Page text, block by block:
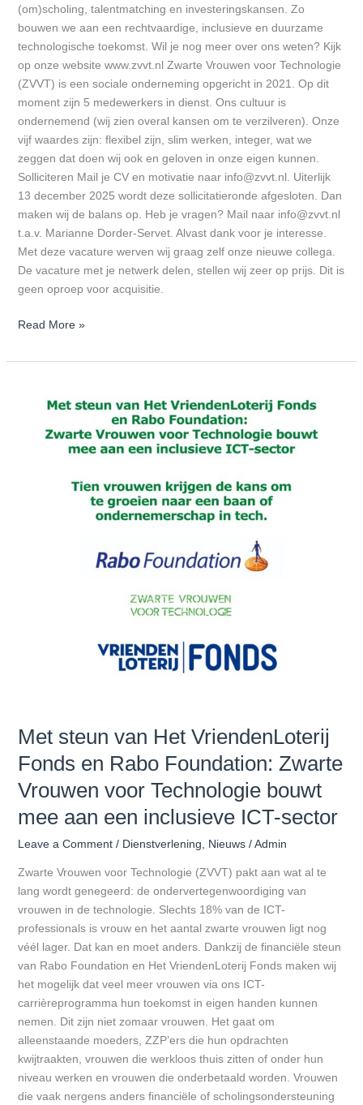
(om)scholing, talentmatching en investeringskansen. Zo
bouwen we aan een rechtvaardige, inclusieve en duurzame
technologische toekomst. Wil je nog meer over ons weten? Kijk
op onze website www.zvvt.nl Zwarte Vrouwen voor Technologie
(ZVVT) is een sociale onderneming opgericht in 2021. Op dit
moment zijn 5 medewerkers in dienst. Ons cultuur is
ondernemend (wij zien overal kansen om te verzilveren). Onze
vijf waardes zijn: flexibel zijn, slim werken, integer, wat we
zeggen dat doen wij ook en geloven in onze eigen kunnen.
Solliciteren Mail je CV en motivatie naar info@zvvt.nl. Uiterlijk
13 december 2025 wordt deze sollicitatieronde afgesloten. Dan
maken wij de balans op. Heb je vragen? Mail naar info@zvvt.nl
t.a.v. Marianne Dorder-Servet. Alvast dank voor je interesse.
Met deze vacature werven wij graag zelf onze nieuwe collega.
De vacature met je netwerk delen, stellen wij zeer op prijs. Dit is
geen oproep voor acquisitie.
Read More »
Met steun van Het VriendenLoterij
Fonds en Rabo Foundation: Zwarte
Vrouwen voor Technologie bouwt
mee aan een inclusieve ICT-sector
Leave a Comment / Dienstverlening Nieuws/Admin
Zwarte Vrouwen voor Technologie (ZVVT) pakt aan wat al te
lang wordt genegeerd: de ondervertegenwoordiging van
vrouwen in de technologie. Slechts 18% van de ICT-
professionals is vrouw en het aantal zwarte vrouwen ligt nog
véél lager. Dat kan en moet anders. Dankzij de financiële steun
van Rabo Foundation en Het VriendenLoterij Fonds maken wij
het mogelijk dat veel meer vrouwen via ons ICT-
carrièreprogramma hun toekomst in eigen handen kunnen
nemen. Dit zijn niet zomaar vrouwen. Het gaat om
alleenstaande moeders, ZZP’ers die hun opdrachten
kwijtraakten, vrouwen die werkloos thuis zitten of onder hun
niveau werken en vrouwen die onderbetaald worden. Vrouwen
die vaak nergens anders financiële of scholingsondersteuning
sector